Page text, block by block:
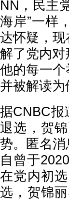
NN，民主
海岸”一样
达怀疑，
解了党内
他的每一
并被解读为
据CNBC报
退选，贺
势。匿名
自曾于
在党内初
选，贺锦